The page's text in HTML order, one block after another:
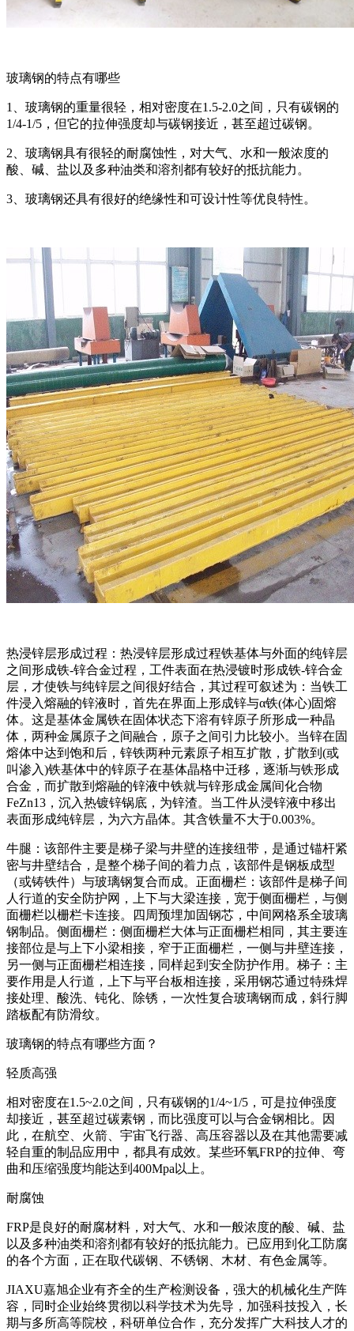
玻璃钢的特点有哪些
1、玻璃钢的重量很轻，相对密度在1.5-2.0之间，只有碳钢的
1/4-1/5，但它的拉伸强度却与碳钢接近，甚至超过碳钢。
2、玻璃钢具有很轻的耐腐蚀性，对大气、水和一般浓度的
酸、碱、盐以及多种油类和溶剂都有较好的抵抗能力。
3、玻璃钢还具有很好的绝缘性和可设计性等优良特性。
热浸锌层形成过程：热浸锌层形成过程铁基体与外面的纯锌层
之间形成铁-锌合金过程，工件表面在热浸镀时形成铁-锌合金
层，才使铁与纯锌层之间很好结合，其过程可叙述为：当铁工
件浸入熔融的锌液时，首先在界面上形成锌与α铁(体心)固熔
体。这是基体金属铁在固体状态下溶有锌原子所形成一种晶
体，两种金属原子之间融合，原子之间引力比较小。当锌在固
熔体中达到饱和后，锌铁两种元素原子相互扩散，扩散到(或
叫渗入)铁基体中的锌原子在基体晶格中迁移，逐渐与铁形成
合金，而扩散到熔融的锌液中铁就与锌形成金属间化合物
FeZn13，沉入热镀锌锅底，为锌渣。当工件从浸锌液中移出
表面形成纯锌层，为六方晶体。其含铁量不大于0.003%。
牛腿：该部件主要是梯子梁与井壁的连接纽带，是通过锚杆紧
密与井壁结合，是整个梯子间的着力点，该部件是钢板成型
（或铸铁件）与玻璃钢复合而成。正面栅栏：该部件是梯子间
人行道的安全防护网，上下与大梁连接，宽于侧面栅栏，与侧
面栅栏以栅栏卡连接。四周预埋加固钢芯，中间网格系全玻璃
钢制品。侧面栅栏：侧面栅栏大体与正面栅栏相同，其主要连
接部位是与上下小梁相接，窄于正面栅栏，一侧与井壁连接，
另一侧与正面栅栏相连接，同样起到安全防护作用。梯子：主
要作用是人行道，上下与平台板相连接，采用钢芯通过特殊焊
接处理、酸洗、钝化、除锈，一次性复合玻璃钢而成，斜行脚
踏板配有防滑纹。
玻璃钢的特点有哪些方面？
轻质高强
相对密度在1.5~2.0之间，只有碳钢的1/4~1/5，可是拉伸强度
却接近，甚至超过碳素钢，而比强度可以与合金钢相比。因
此，在航空、火箭、宇宙飞行器、高压容器以及在其他需要减
轻自重的制品应用中，都具有成效。某些环氧FRP的拉伸、弯
曲和压缩强度均能达到400Mpa以上。
耐腐蚀
FRP是良好的耐腐材料，对大气、水和一般浓度的酸、碱、盐
以及多种油类和溶剂都有较好的抵抗能力。已应用到化工防腐
的各个方面，正在取代碳钢、不锈钢、木材、有色金属等。
JIAXU嘉旭企业有齐全的生产检测设备，强大的机械化生产阵
容，同时企业始终贯彻以科学技术为先导，加强科技投入，长
期与多所高等院校，科研单位合作，充分发挥广大科技人才的